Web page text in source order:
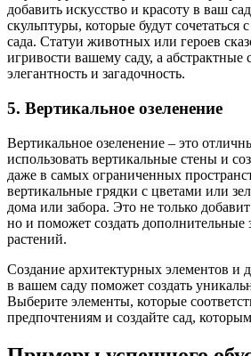
добавить искусство и красоту в ваш
скульптуры, которые будут
сада. Статуи животных или героев
игривости вашему саду, а абстрактные
элегантность и загадочность.
5. Вертикальное озеленение
Вертикальное озеленение – это
использовать вертикальные стены и
даже в самых ограниченных
вертикальные грядки с цветами или
дома или забора. Это не только
но и поможет создать
растений.
Создание архитектурных элементов и
в вашем саду поможет создать
Выберите элементы, которые
предпочтениям и создайте сад,